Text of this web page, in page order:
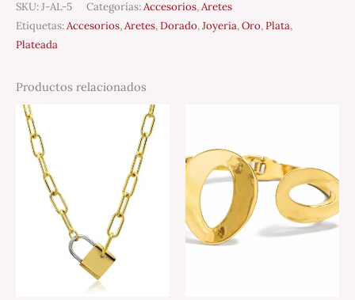
SKU:J-AL-5 Categorías:Accesorios,Aretes
Etiquetas:Accesorios,Aretes,Dorado,Joyeria,Oro,Plata,
Plateada
Productos relacionados